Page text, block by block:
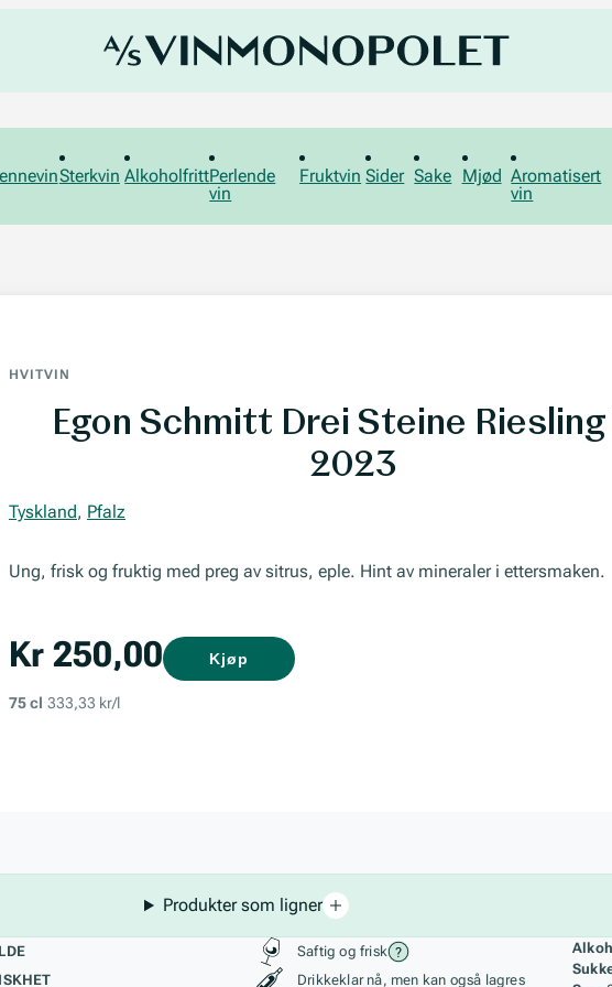
Sterkvin AlkoholfrittPerlende
vin
Fruktvin Sider Sake Mjød Aromatisert
vin
HVITVIN
Egon Schmitt Drei Steine Riesling
2023
Tyskland, Pfalz
Ung, frisk og fruktig med preg av sitrus, eple. Hint av mineraler i ettersmaken.
Kr 250,00
75 cl 333,33 kr/l
Kjøp
Produkter som ligner
Stil, lagring og råstoff
Saftig og frisk
Drikkeklar nå, men kan også lagres